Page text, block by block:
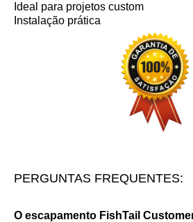
Ideal para projetos custom
Instalação prática
PERGUNTAS FREQUENTES:
O escapamento FishTail